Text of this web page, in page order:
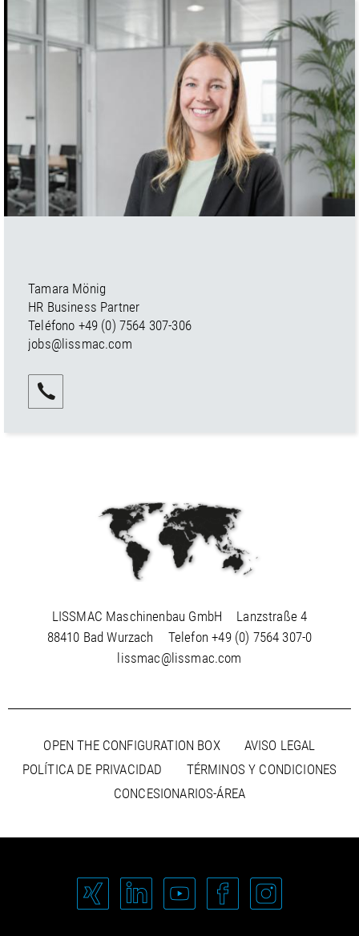
Tamara Mönig
HR Business Partner
Teléfono +49 (0) 7564 307-306
jobs@lissmac.com
LISSMAC Maschinenbau GmbH
Lanzstraße 4
88410 Bad Wurzach
Telefon+49 (0) 7564 307-0
lissmac@lissmac.com
OPEN THE CONFIGURATION BOX
AVISO LEGAL
POLÍTICA DE PRIVACIDAD
TÉRMINOS Y CONDICIONES
CONCESIONARIOS-ÁREA